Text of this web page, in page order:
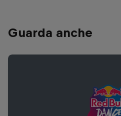
Guarda anche